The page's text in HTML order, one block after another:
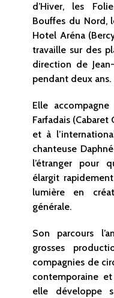
d’Hiver, les
Bouffes du Nord,
Hotel Aréna
travaille sur des
direction de
pendant deux ans.
Elle
Farfadais
et à
chanteuse
l’étranger pour
élargit
lumière en
générale.
Son parcours
grosses
compagnies de
contemporaine
elle développe